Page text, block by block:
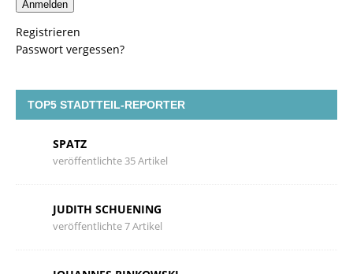
Anmelden
Registrieren
Passwort vergessen?
TOP5 STADTTEIL-REPORTER
SPATZ
veröffentlichte 35 Artikel
JUDITH SCHUENING
veröffentlichte 7 Artikel